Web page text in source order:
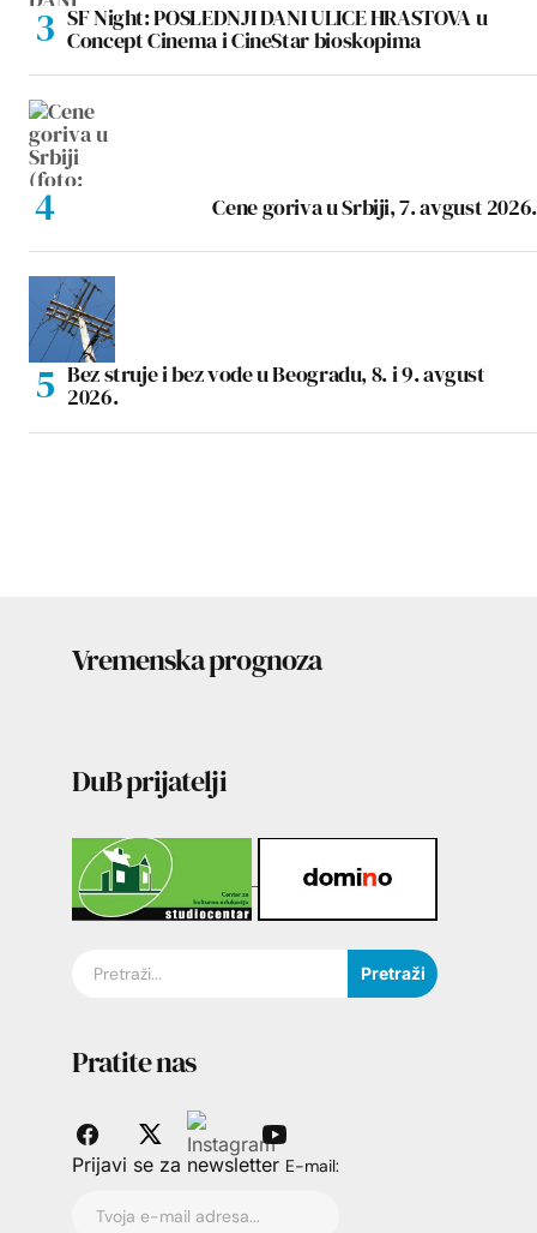
SF Night: POSLEDNJI DANI ULICE HRASTOVA u
Concept Cinema i CineStar bioskopima
Cene goriva u Srbiji, 7. avgust 2026.
Bez struje i bez vode u Beogradu, 8. i 9. avgust
2026.
Vremenska prognoza
DuB prijatelji
Pretraži
Pratite nas
Prijavi se za newsletter E-mail: